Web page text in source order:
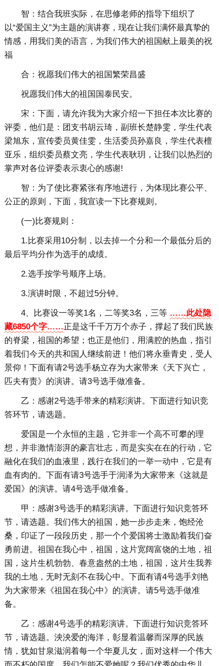
智：结合我班实际，在思修老师的指导下组织了
以“爱国主义”为主题的演讲赛，现在让我们满怀最真挚的
情感，用我们美的语言，为我们伟大的祖国献上最美的祝
福
合：祝愿我们伟大的祖国繁荣昌盛
祝愿我们伟大的祖国国泰民安。
宋：下面，请允许我为大家介绍一下担任本次比赛的
评委，他们是：团支书胡云琦，副班长楚静雯，学生代表
梁旭东，宣传委员黄佳雯，生活委员孙嘉良，学生代表檀
亚乐，组织委员蔡文亮，学生代表耿玥，让我们以热烈的
掌声对各位评委表示衷心的感谢!
智：为了使比赛紧张有序地进行，为体现比赛公平、
公正的原则，下面，我宣读一下比赛规则。
(一)比赛规则：
1.比赛采用10分制，以去掉一个分和一个最低分后的
最后平均分作为选手的成绩。
2.选手按学号顺序上场。
3.演讲时限，不超过5分钟。
4、比赛设一等奖1名，二等奖3名，三等 ……此处隐
藏6850个字……正是这千千万万个赤子，撑起了我们民族
的脊梁，祖国的希望；也正是他们，用满腔的热血，指引
着我们今天的共和国人继续前进！他们将永垂青史，受人
景仰！下面有请2号选手杨立存为大家带来《天下兴亡，
匹夫有责》的演讲。请3号选手做准备。
乙：感谢2号选手带来的精彩演讲。下面进行知识竞
答环节，请选题。
爱国是一个永恒的主题，它并非一个高不可攀的理
想，并非激情澎湃的豪言壮志，而是实实在在的行动，它
融化在我们的血液里，践行在我们的一举一动中，它是有
血有肉的。下面有请3号选手于润泽为大家带来《这就是
爱国》的演讲。请4号选手做准备。
甲：感谢3号选手的精彩演讲。下面进行知识竞答环
节，请选题。我们伟大的祖国，她一步步走来，饱经沧
桑，印证了一段段历史，那一个个爱国将士激励着我们奋
勇前进。祖国在我心中，祖国，这片宽阔富饶的土地，祖
国，这片生机勃勃、春意盎然的土地，祖国，这片生我养
我的土地，无时无刻不在我心中。下面有请4号选手刘艳
为大家带来《祖国在我心中》的演讲。请5号选手做准
备。
乙：感谢4号选手的精彩演讲。下面进行知识竞答环
节，请选题。泱泱爱的海洋，彰显着温馨而深厚的民族
情，犹如甘泉滋润着每一个华夏儿女，面对这样一个伟大